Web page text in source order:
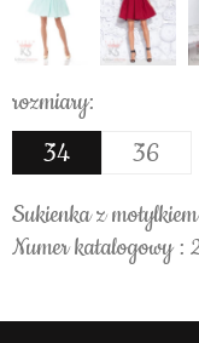
rozmiary:
34 36
Sukienka z
Numer katalogowy :